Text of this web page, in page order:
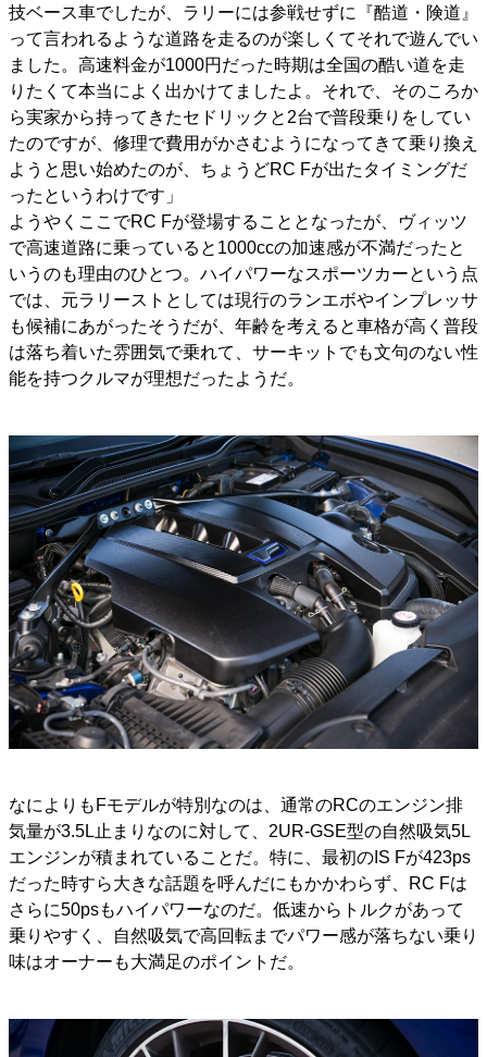
技ベース車でしたが、ラリーには参戦せずに『酷道・険道』
って言われるような道路を走るのが楽しくてそれで遊んでい
ました。高速料金が1000円だった時期は全国の酷い道を走
りたくて本当によく出かけてましたよ。それで、そのころか
ら実家から持ってきたセドリックと2台で普段乗りをしてい
たのですが、修理で費用がかさむようになってきて乗り換え
ようと思い始めたのが、ちょうどRC Fが出たタイミングだ
ったというわけです」
ようやくここでRC Fが登場することとなったが、ヴィッツ
で高速道路に乗っていると1000ccの加速感が不満だったと
いうのも理由のひとつ。ハイパワーなスポーツカーという点
では、元ラリーストとしては現行のランエボやインプレッサ
も候補にあがったそうだが、年齢を考えると車格が高く普段
は落ち着いた雰囲気で乗れて、サーキットでも文句のない性
能を持つクルマが理想だったようだ。
なによりもFモデルが特別なのは、通常のRCのエンジン排
気量が3.5L止まりなのに対して、2UR-GSE型の自然吸気5L
エンジンが積まれていることだ。特に、最初のIS Fが423ps
だった時すら大きな話題を呼んだにもかかわらず、RC Fは
さらに50psもハイパワーなのだ。低速からトルクがあって
乗りやすく、自然吸気で高回転までパワー感が落ちない乗り
味はオーナーも大満足のポイントだ。